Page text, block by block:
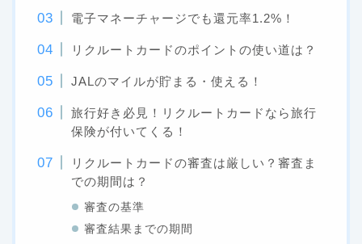
電子マネーチャージでも還元率1.2%！
リクルートカードのポイントの使い道は？
JALのマイルが貯まる・使える！
旅行好き必見！リクルートカードなら旅行
保険が付いてくる！
リクルートカードの審査は厳しい？審査ま
での期間は？
審査の基準
審査結果までの期間